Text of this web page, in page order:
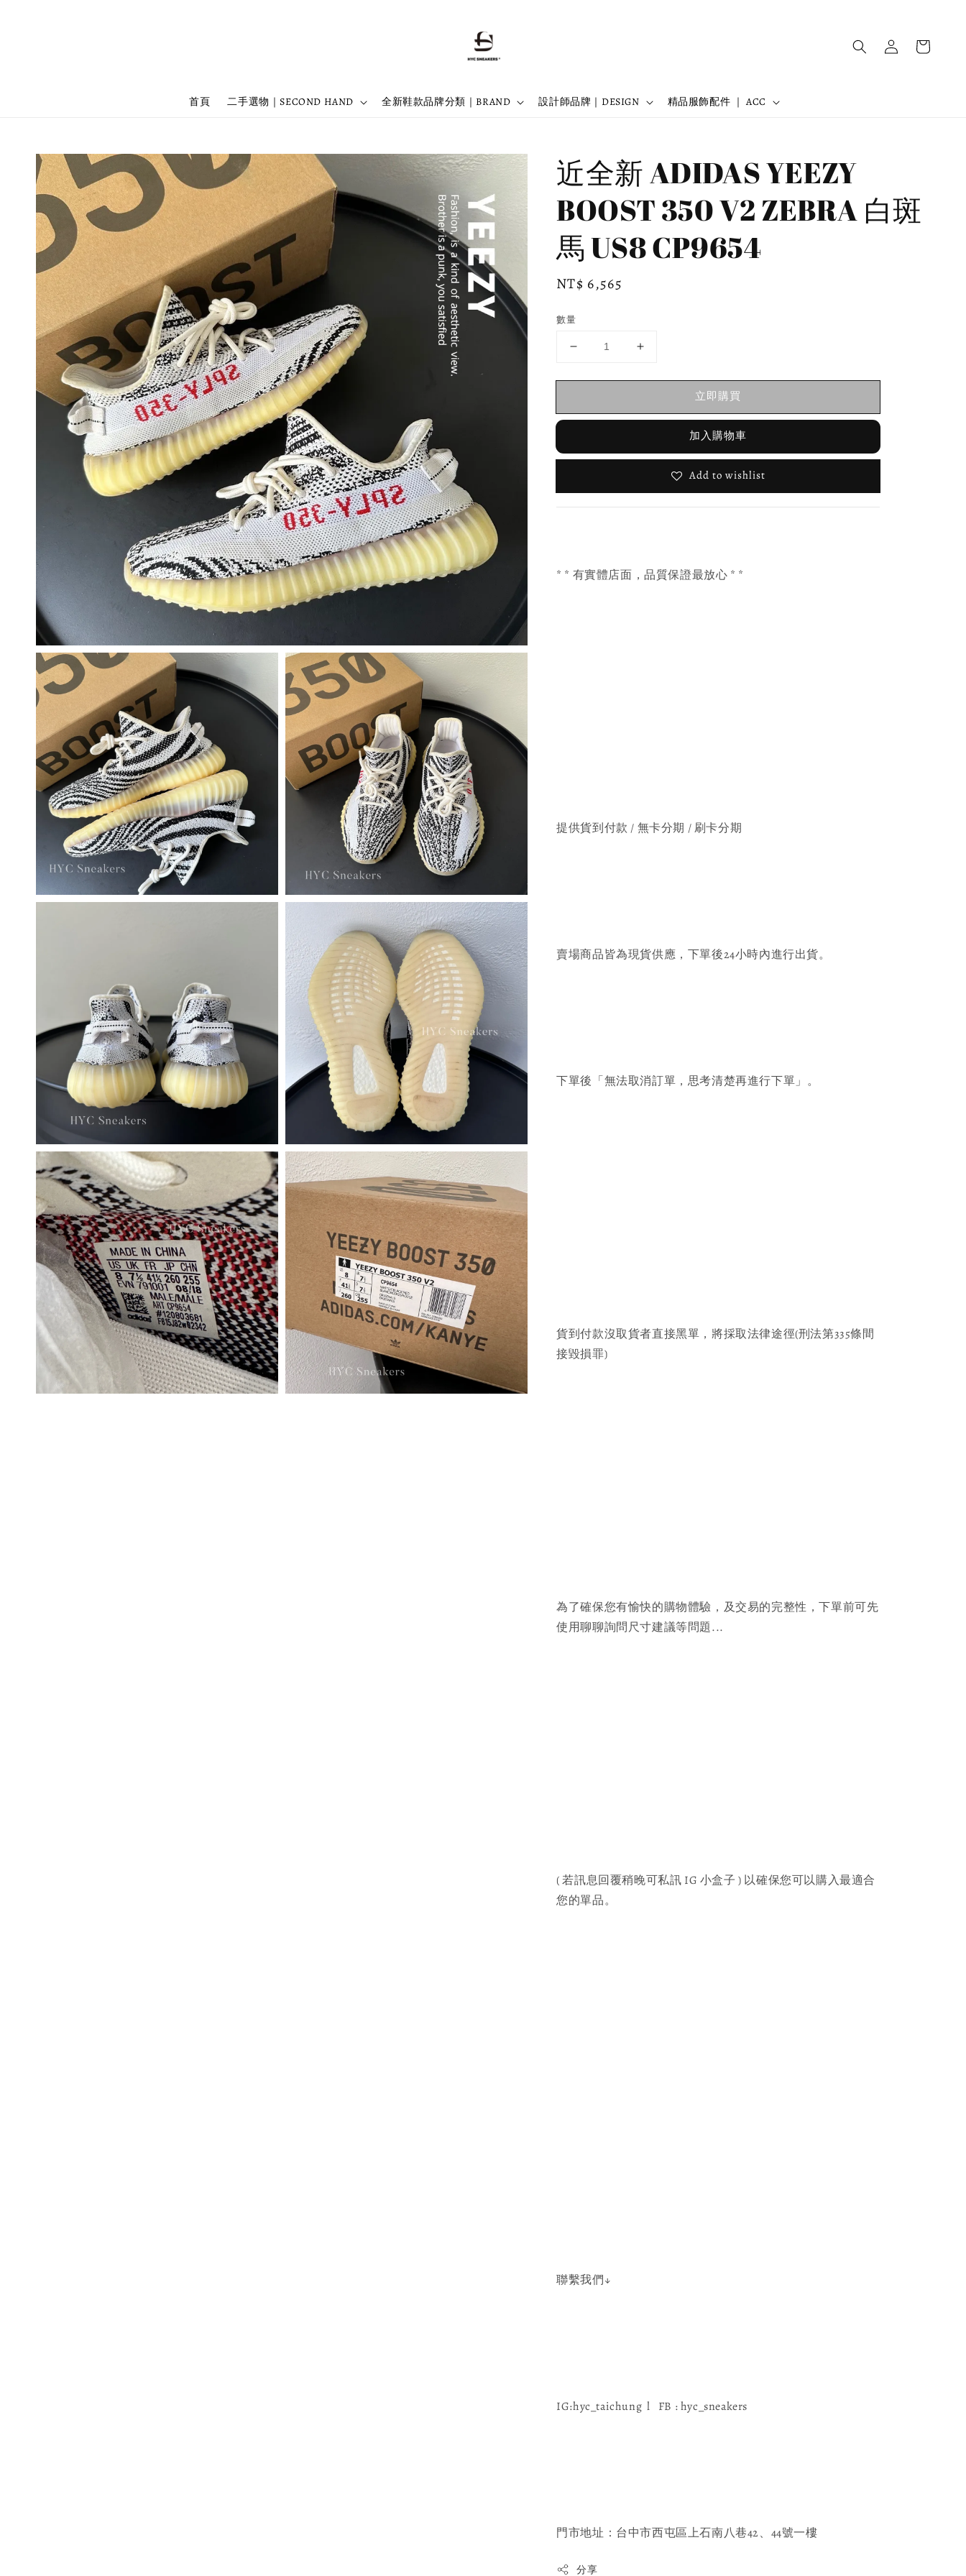
首頁 二手選物｜SECOND HAND 全新鞋款品牌分類｜BRAND 設計師品牌｜DESIGN 精品服飾配件 ｜ ACC
近全新 ADIDAS YEEZY
BOOST 350 V2 ZEBRA 白斑
馬 US8 CP9654
Regular
NT$ 6,565
數量
立即購買
加入購物車
Add to wishlist
* * 有實體店面，品質保證最放心 * *
提供貨到付款 / 無卡分期 / 刷卡分期
賣場商品皆為現貨供應，下單後24小時內進行出貨。
下單後「無法取消訂單，思考清楚再進行下單」。
貨到付款沒取貨者直接黑單，將採取法律途徑(刑法第335條間
接毀損罪)
為了確保您有愉快的購物體驗，及交易的完整性，下單前可先
使用聊聊詢問尺寸建議等問題...
( 若訊息回覆稍晚可私訊 IG 小盒子 ) 以確保您可以購入最適合
您的單品。
聯繫我們↓
IG:hyc_taichung l FB : hyc_sneakers
門市地址：台中市西屯區上石南八巷42、44號一樓
分享